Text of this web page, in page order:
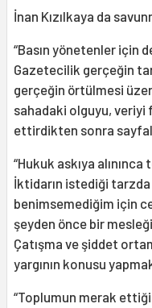
İnan Kızılkaya da
“Basın yönetenler için
Gazetecilik gerçeğin
gerçeğin örtülmesi
sahadaki olguyu,
ettirdikten sonra
“Hukuk askıya alınınca
İktidarın istediği tarzda
benimsemediğim için
şeyden önce bir
Çatışma ve şiddet
yargının konusu
“Toplumun merak